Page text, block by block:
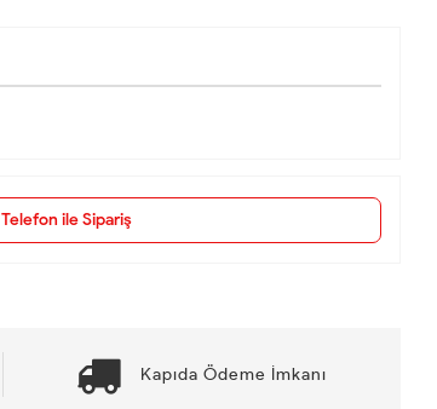
Telefon ile Sipariş
Kapıda Ödeme İmkanı